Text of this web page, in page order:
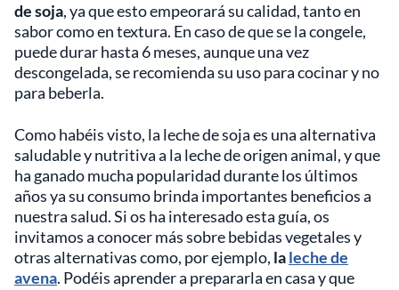
de soja, ya que esto empeorará su calidad, tanto en
sabor como en textura. En caso de que se la congele,
puede durar hasta 6 meses, aunque una vez
descongelada, se recomienda su uso para cocinar y no
para beberla.
Como habéis visto, la leche de soja es una alternativa
saludable y nutritiva a la leche de origen animal, y que
ha ganado mucha popularidad durante los últimos
años ya su consumo brinda importantes beneficios a
nuestra salud. Si os ha interesado esta guía, os
invitamos a conocer más sobre bebidas vegetales y
otras alternativas como, por ejemplo, laleche de
avena. Podéis aprender a prepararla en casa y que